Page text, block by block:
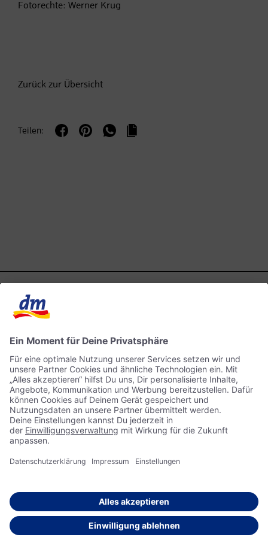
Fotorechte: Werner Krug
Zurück zur Übersicht
Teilen:
Datenschutz
© 2026 dm drogerie markt GmbH